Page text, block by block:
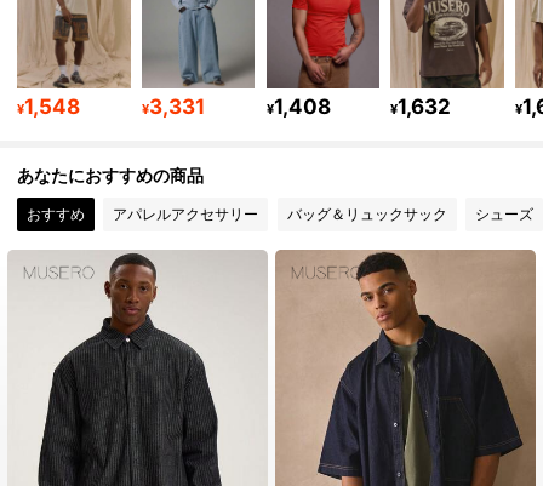
163K フォロワー
163K フォロワー
4.81 163K フォロワー
4.81
4.81 163K フォロワー
4.81 163K フォロワー
¥1,548 ¥3,331 ¥1,408 ¥1,632 ¥
あなたにおすすめの商品
おすすめ アパレルアクセサリー バッグ＆リュックサック シューズ